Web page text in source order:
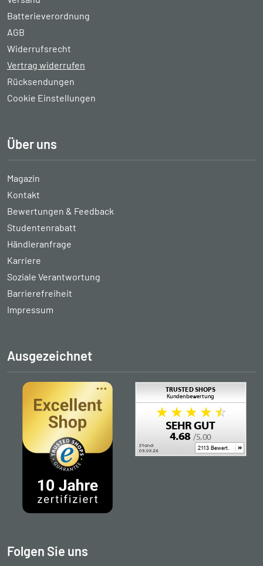
Batterieverordnung
AGB
Widerrufsrecht
Vertrag widerrufen
Rücksendungen
Cookie Einstellungen
Über uns
Magazin
Kontakt
Bewertungen & Feedback
Studentenrabatt
Händleranfrage
Karriere
Soziale Verantwortung
Barrierefreiheit
Impressum
Ausgezeichnet
Folgen Sie uns